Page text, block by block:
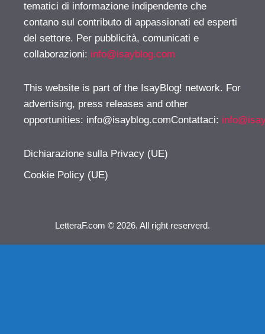
tematici di informazione indipendente che
contano sul contributo di appassionati ed esperti
del settore. Per pubblicità, comunicati e
collaborazioni: info@isayblog.com
This website is part of the IsayBlog! network. For
advertising, press releases and other
opportunities: info@isayblog.comContattaci:
Dichiarazione sulla Privacy (UE)
Cookie Policy (UE)
LetteraF.com © 2026. All right reserverd.